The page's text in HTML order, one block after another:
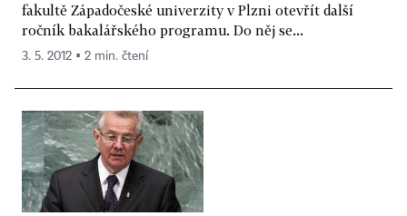
fakultě Západočeské univerzity v Plzni otevřít další
ročník bakalářského programu. Do něj se...
3. 5. 2012 ▪ 2 min. čtení